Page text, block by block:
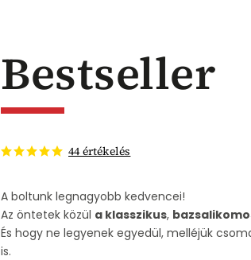
Bestseller
44 értékelés
A boltunk legnagyobb kedvencei!
Az öntetek közül a klasszikus,
És hogy ne legyenek egyedül, melléjük
is.